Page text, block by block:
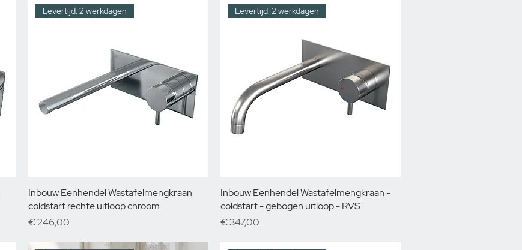
Levertijd: 2 werkdagen
Inbouw Eenhendel Wastafelmengkraan
coldstart rechte uitloop chroom
Prijs
€ 246,00
Levertijd: 2 werkdagen
Inbouw Eenhendel Wastafelmengkraan -
coldstart - gebogen uitloop - RVS
Prijs
€ 347,00